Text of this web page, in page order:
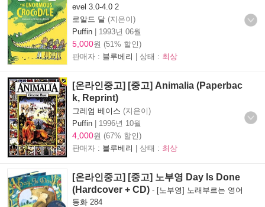
evel 3.0-4.0 2
로알드 달 (지은이)
Puffin | 1993년 06월
5,000원 (51% 할인)
판매자 : 블루베리 | 상태 : 최상
[온라인중고] [중고] Animalia (Paperbac
k, Reprint)
그레엄 베이스 (지은이)
Puffin | 1996년 10월
4,000원 (67% 할인)
판매자 : 블루베리 | 상태 : 최상
[온라인중고] [중고] 노부영 Day Is Done
(Hardcover + CD) - [노부영] 노래부르는 영어
동화 284